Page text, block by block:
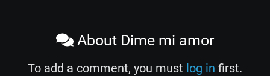
About Dime mi amor
To add a comment, you must log in first.